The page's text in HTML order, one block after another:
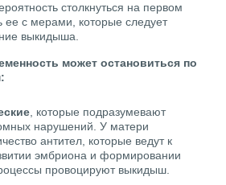
столкнуться на первом
ее с мерами, которые следует
выкидыша.
может остановиться по
, которые подразумевают
нарушений. У матери
антител, которые ведут к
эмбриона и формировании
провоцируют выкидыш.